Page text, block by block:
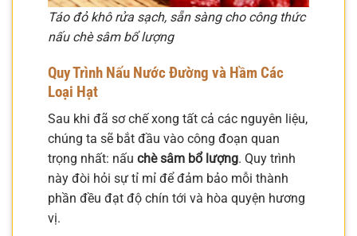
Táo đỏ khô rửa sạch, sẵn sàng cho công thức
nấu chè sâm bổ lượng
Quy Trình Nấu Nước Đường và Hầm Các
Loại Hạt
Sau khi đã sơ chế xong tất cả các nguyên liệu,
chúng ta sẽ bắt đầu vào công đoạn quan
trọng nhất: nấu chè sâm bổ lượng. Quy trình
này đòi hỏi sự tỉ mỉ để đảm bảo mỗi thành
phần đều đạt độ chín tới và hòa quyện hương
vị.